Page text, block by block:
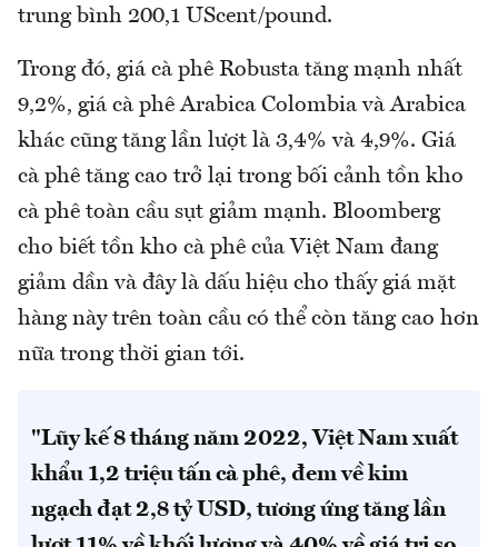
trung bình 200,1 UScent/pound.
Trong đó, giá cà phê Robusta tăng mạnh nhất
9,2%, giá cà phê Arabica Colombia và Arabica
khác cũng tăng lần lượt là 3,4% và 4,9%. Giá
cà phê tăng cao trở lại trong bối cảnh tồn kho
cà phê toàn cầu sụt giảm mạnh. Bloomberg
cho biết tồn kho cà phê của Việt Nam đang
giảm dần và đây là dấu hiệu cho thấy giá mặt
hàng này trên toàn cầu có thể còn tăng cao hơn
nữa trong thời gian tới.
"Lũy kế 8 tháng năm 2022, Việt Nam xuất
khẩu 1,2 triệu tấn cà phê, đem về kim
ngạch đạt 2,8 tỷ USD, tương ứng tăng lần